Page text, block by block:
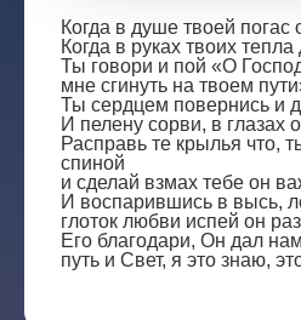
Когда в душе твоей погас
Когда в руках твоих
Ты говори и пой «О
мне сгинуть на твоем
Ты сердцем повернись и
И пелену сорви, в глазах
Расправь те крылья что,
спиной
и сделай взмах тебе он
И воспарившись в высь,
глоток любви испей он
Его благодари, Он дал
путь и Свет, я это знаю,